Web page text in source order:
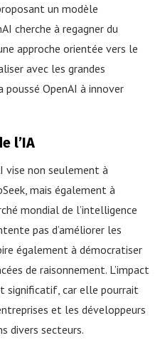
un modèle
cherche à regagner du
approche orientée vers le
avec les grandes
poussé OpenAI à innover
l’IA
vise non seulement à
mais également à
mondial de l’intelligence
pas d’améliorer les
également à démocratiser
de raisonnement. L’impact
car elle pourrait
et les développeurs
divers secteurs.